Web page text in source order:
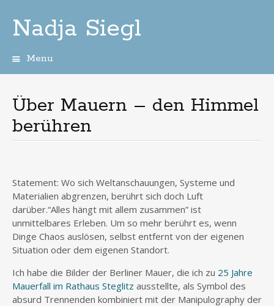
Nadja Siegl
Menu
content
Über Mauern – den Himmel
berühren
Statement: Wo sich Weltanschauungen, Systeme und
Materialien abgrenzen, berührt sich doch Luft
darüber.“Alles hängt mit allem zusammen” ist
unmittelbares Erleben. Um so mehr berührt es, wenn
Dinge Chaos auslösen, selbst entfernt von der eigenen
Situation oder dem eigenen Standort.
Ich habe die Bilder der Berliner Mauer, die ich zu 25 Jahre
Mauerfall im Rathaus Steglitz ausstellte, als Symbol des
absurd Trennenden kombiniert mit der Manipulography der